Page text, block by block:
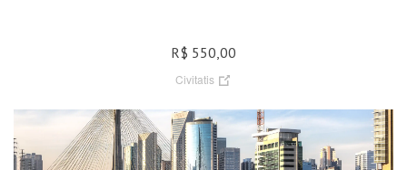
R$ 550,00
Civitatis